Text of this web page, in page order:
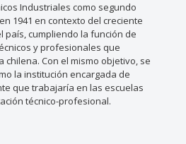
Industriales como segundo
1941 en contexto del creciente
país, cumpliendo la función de
y profesionales que
Con el mismo objetivo, se
la institución encargada de
que trabajaría en las escuelas
técnico-profesional.